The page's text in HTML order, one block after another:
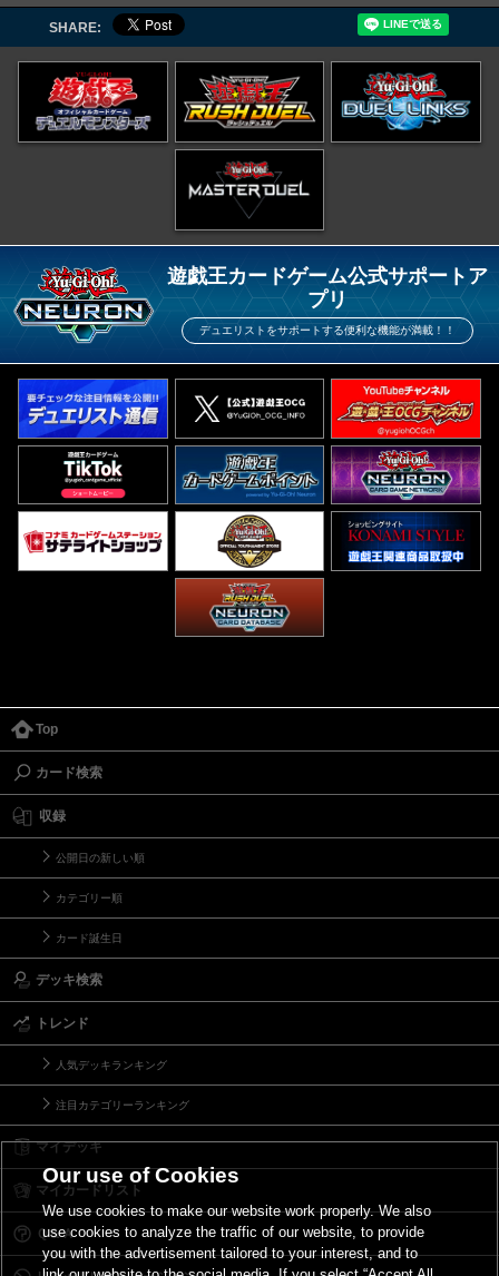
SHARE:
遊戯王カードゲーム公式サポートア
プリ
デュエリストをサポートする便利な機能が満載！！
Top
カード検索
収録
公開日の新しい順
カテゴリー順
カード誕生日
デッキ検索
トレンド
人気デッキランキング
注目カテゴリーランキング
マイデッキ
マイカードリスト
Ｑ＆Ａ
Our use of Cookies
We use cookies to make our website work properly. We also
use cookies to analyze the traffic of our website, to provide
you with the advertisement tailored to your interest, and to